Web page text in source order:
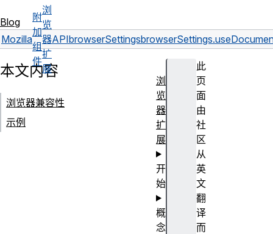
Blog
Mozilla
附
加
组
件
浏
览
器
扩
展
APIbrowserSettings
此
页
面
由
社
区
从
英
文
翻
译
而
本文内容
浏览器兼容性
示例
浏
览
器
扩
展
开
始
概
念